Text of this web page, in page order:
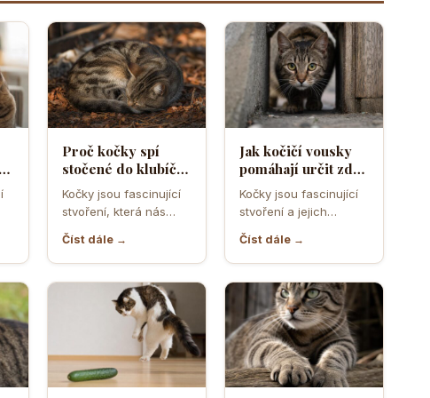
Proč kočky spí
stočené do klubíčka
a jak si tím chrání
tělesné teplo a
orgány
Kočky jsou fascinující
stvoření, která nás
svým chováním a
postoji. Jedno z…
Číst dále →
Jak kočičí vousky
pomáhají určit zda
se kočka vejde do
úzkého otvoru
Kočky jsou fascinující
stvoření a jejich
proklouznout i těmi
nejužšími otvory je
často…
Číst dále →